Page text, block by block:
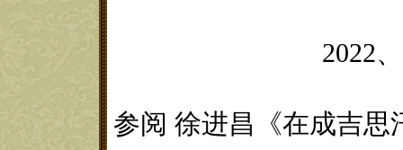
2022
参阅 徐进昌《在成吉思